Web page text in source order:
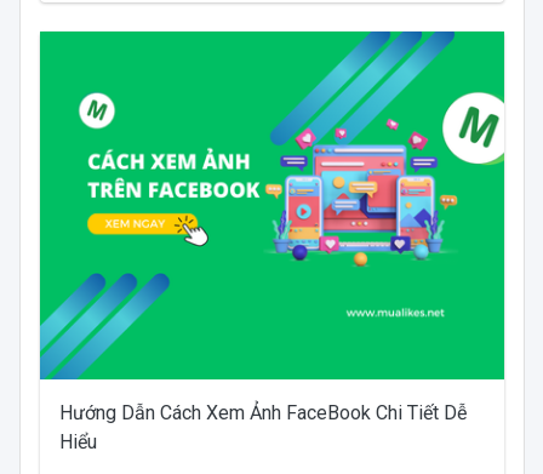
Hướng Dẫn Cách Xem Ảnh FaceBook Chi Tiết Dễ
Hiểu